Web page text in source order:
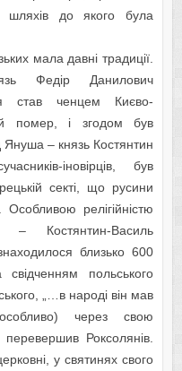
шляхів до якого була
мала давні традиції.
Федір Данилович
став ченцем Києво-
помер, і згодом був
Януша – князь Костянтин
іновірців, був
секті, що русини
релігійністю
– Костянтин-Василь
близько 600
польського
„…в народі він мав
через свою
Роксолянів.
у святинях свого